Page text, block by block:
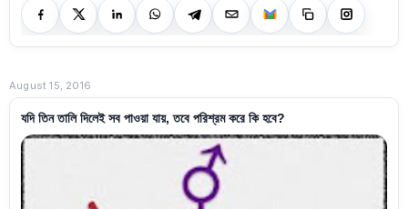
August 15, 2016
যদি তিন তালি দিলেই সব পাওয়া যায়, তবে পরিশ্রম করে কি হবে?